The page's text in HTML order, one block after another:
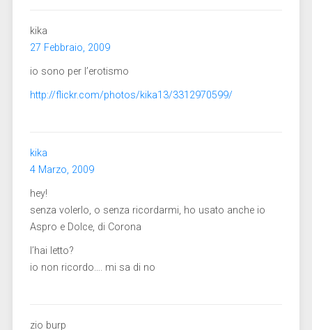
kika
27 Febbraio, 2009
io sono per l’erotismo
http://flickr.com/photos/kika13/3312970599/
kika
4 Marzo, 2009
hey!
senza volerlo, o senza ricordarmi, ho usato anche io
Aspro e Dolce, di Corona
l’hai letto?
io non ricordo…. mi sa di no
zio burp